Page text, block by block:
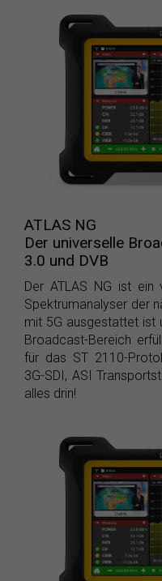
ATLAS NG
Der universelle
3.0 und DVB
Der ATLAS NG ist ein
Spektrumanalyser der
mit 5G ausgestattet ist
Broadcast-Bereich
für das ST 2110-
3G-SDI, ASI
alles drin!